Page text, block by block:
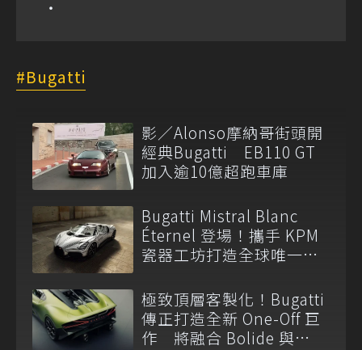
Bugatti
影／Alonso摩納哥街頭開
經典Bugatti EB110 GT
加入逾10億超跑車庫
Bugatti Mistral Blanc
Éternel 登場！攜手 KPM
瓷器工坊打造全球唯一
極致頂層客製化！Bugatti
傳正打造全新 One-Off 巨
作 將融合 Bolide 與